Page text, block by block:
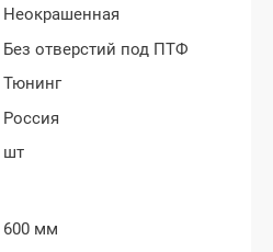
Неокрашенная
Без отверстий под ПТФ
Тюнинг
Россия
шт
600 мм